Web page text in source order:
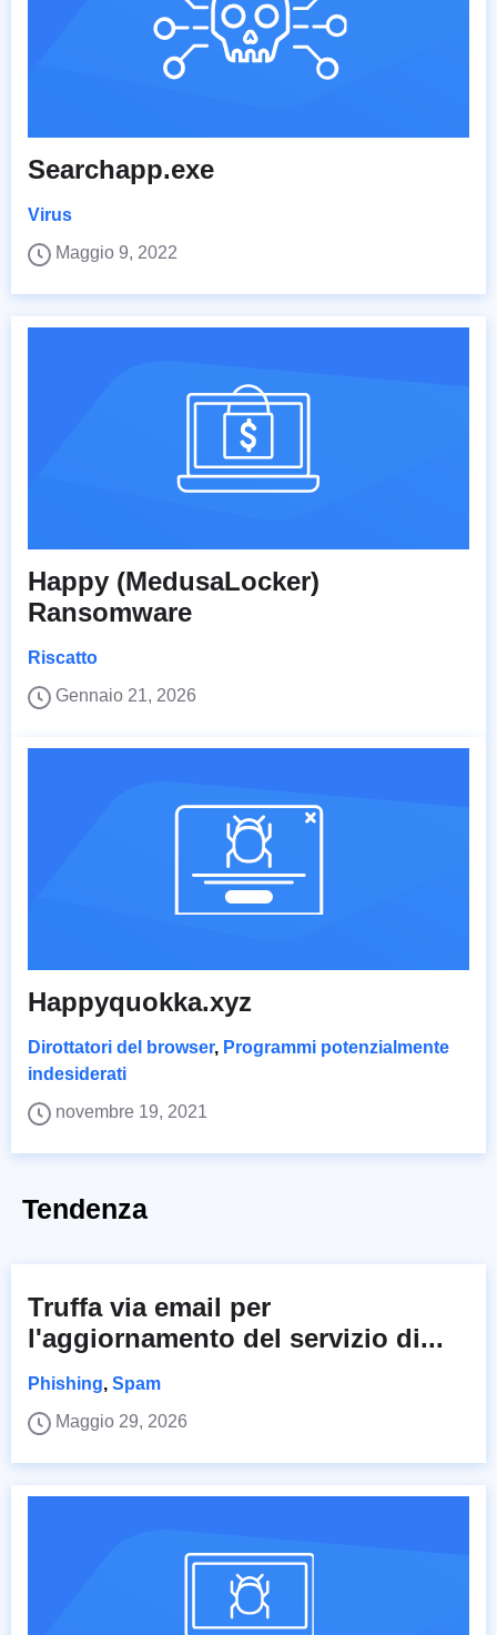
Searchapp.exe
Virus
Maggio 9, 2022
Happy (MedusaLocker)
Ransomware
Riscatto
Gennaio 21, 2026
Happyquokka.xyz
Dirottatori del browser, Programmi potenzialmente
indesiderati
novembre 19, 2021
Tendenza
Truffa via email per
l'aggiornamento del servizio di...
Phishing, Spam
Maggio 29, 2026